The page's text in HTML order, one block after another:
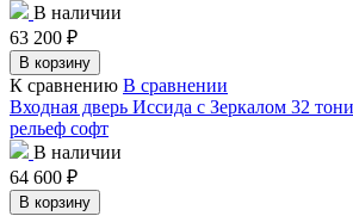
В наличии
63 200 ₽
В корзину
К сравнению В сравнении
Входная дверь Иссида с Зеркалом 32
рельеф софт
В наличии
64 600 ₽
В корзину